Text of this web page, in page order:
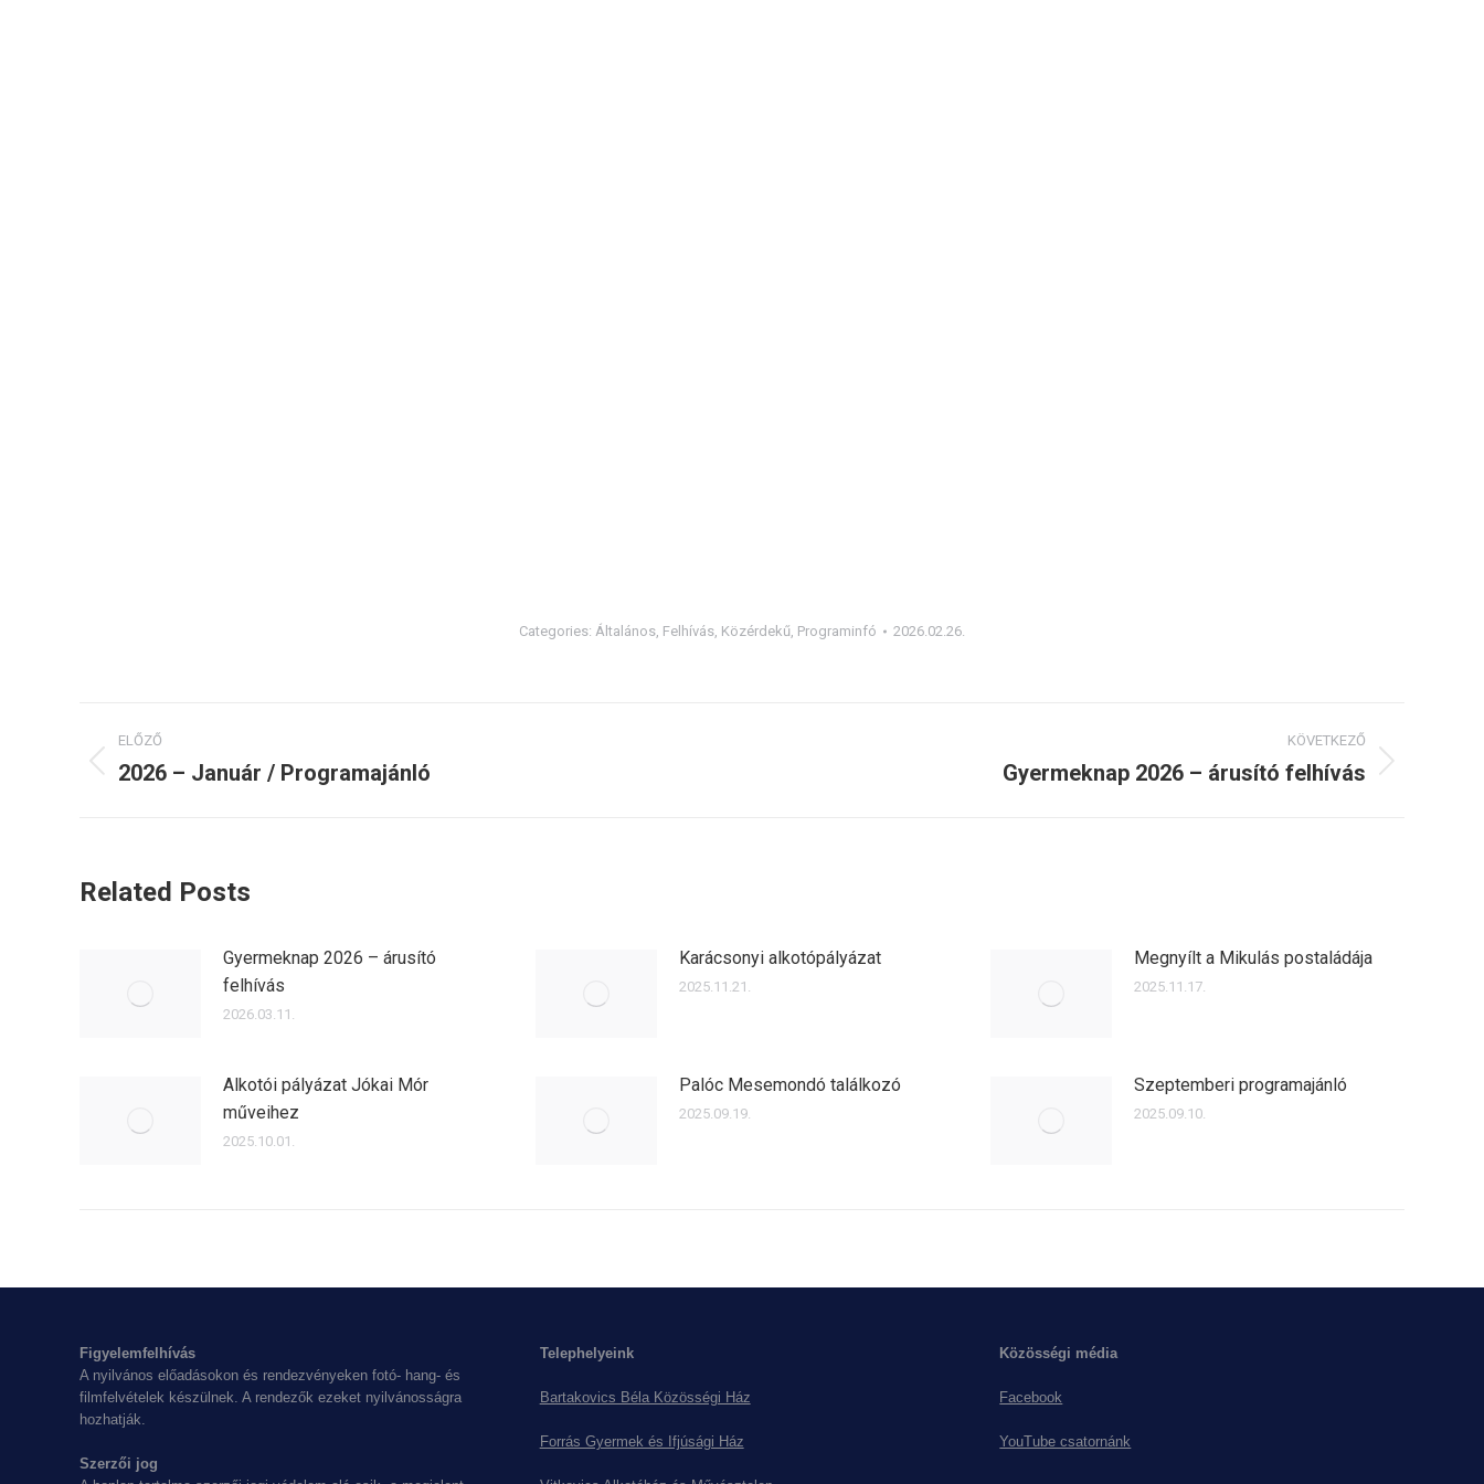
Categories: Általános, Felhívás, Közérdekű, Programinfó 2026.02.26.
Post
navigation
ELŐZŐ
Previous
2026 – Január / Programajánló
KÖVETKEZŐ
Gyermeknap 2026 – árusító felhívás
Related Posts
Gyermeknap 2026 – árusító
felhívás
2026.03.11.
Karácsonyi alkotópályázat
2025.11.21.
Megnyílt a Mikulás postaládája
2025.11.17.
Alkotói pályázat Jókai Mór
műveihez
2025.10.01.
Palóc Mesemondó találkozó
2025.09.19.
Szeptemberi programajánló
2025.09.10.
Figyelemfelhívás
A nyilvános előadásokon és rendezvényeken fotó- hang- és
filmfelvételek készülnek. A rendezők ezeket nyilvánosságra
hozhatják.
Szerzői jog
Telephelyeink
Bartakovics Béla Közösségi Ház
Forrás Gyermek és Ifjúsági Ház
Közösségi média
Facebook
YouTube csatornánk